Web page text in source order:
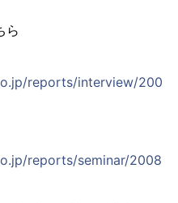
ら
reports/interview/200
reports/seminar/2008